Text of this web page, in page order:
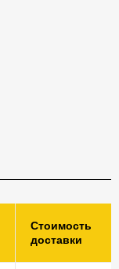
Стоимость
доставки